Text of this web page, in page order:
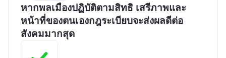
หากพลเมืองปฏิบัติตามสิทธิ เสรีภาพและ
หน้าที่ของตนเองกฎระเบียบจะส่งผลดีต่อ
สังคมมากสุด